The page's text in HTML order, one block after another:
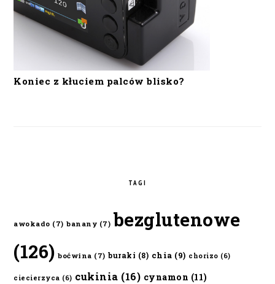
Koniec z kłuciem palców blisko?
TAGI
awokado (7) banany (7) bezglutenowe
(126) boćwina (7) buraki (8) chia (9) chorizo (6)
ciecierzyca (6) cukinia (16) cynamon (11)